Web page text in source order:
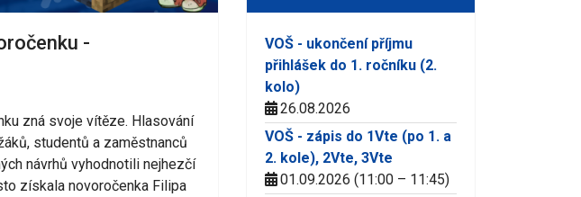
-
zná svoje vítěze. Hlasování
studentů a zaměstnanců
návrhů vyhodnotili nejhezčí
získala novoročenka Filipa
VOŠ - ukončení příjmu
přihlášek do 1. ročníku (2.
kolo)
26.08.2026
VOŠ - zápis do 1Vte (po 1. a
2. kole), 2Vte, 3Vte
01.09.2026 (11:00 – 11:45)